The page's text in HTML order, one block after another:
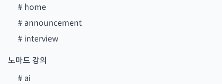
# home
# announcement
# interview
노마드 강의
# ai